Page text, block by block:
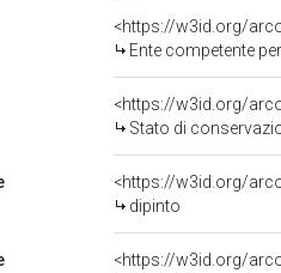
<https://w3id.org/
Ente competente
<https://w3id.org/
Stato di
<https://w3id.org/
dipinto
<https://w3id.org/